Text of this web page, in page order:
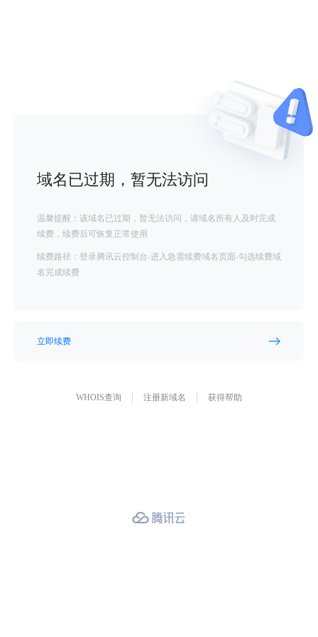
域名已过期，暂无法访问
温馨提醒：该域名已过期，暂无法访问，请域名所有人及时完成
续费，续费后可恢复正常使用
续费路径：登录腾讯云控制台-进入急需续费域名页面-勾选续费域
名完成续费
立即续费
WHOIS查询 注册新域名 获得帮助